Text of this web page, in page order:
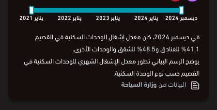
يناير2021 يناير2022 يناير2023 يناير2024 ديسمبر2024
الشهر يناير2021 يناير 2022 يناير 2023 يناير 2024 ديسمبر2024
في ديسمبر 2024، كان معدل إشغال الوحدات السكنية في القصيم
41.1% للفنادق و48.5% للشقق والوحدات الأخرى.
يوضح الرسم البياني تطور معدل الإشغال الشهري للوحدات السكنية في
القصيم حسب نوع الوحدة السكنية.
البيانات منوزارة السياحة